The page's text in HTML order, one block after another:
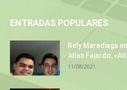
ENTRADAS POPULARES
Rely Maradiaga
Allan Fajardo,
11/08/2021